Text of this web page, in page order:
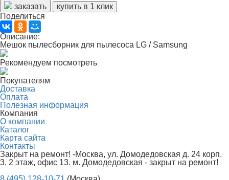
заказать
купить в 1 клик
Поделиться
Описание:
Мешок пылесборник для пылесоса LG / Samsung
Рекомендуем посмотреть
Покупателям
Доставка
Оплата
Полезная информация
Компания
О компании
Каталог
Карта сайта
Контакты
Закрыт на ремонт! -Москва, ул. Домодедовская д. 24 корп.
3, 2 этаж, офис 13. м. Домодедовская - закрыт на ремонт!